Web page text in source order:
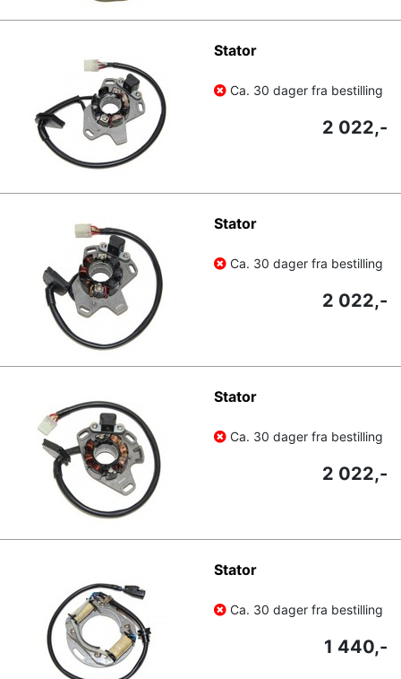
Stator
Ca. 30 dager fra bestilling
2 022,-
Stator
Ca. 30 dager fra bestilling
2 022,-
Stator
Ca. 30 dager fra bestilling
2 022,-
Stator
Ca. 30 dager fra bestilling
1 440,-